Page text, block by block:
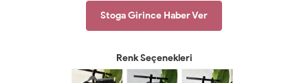
Stoga Girince Haber Ver
Renk Seçenekleri